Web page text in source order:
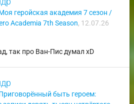
геройская академия 7 сезон /
Academia 7th Season, 12.07.26
так про Ван-Пис думал xD
быть героем: